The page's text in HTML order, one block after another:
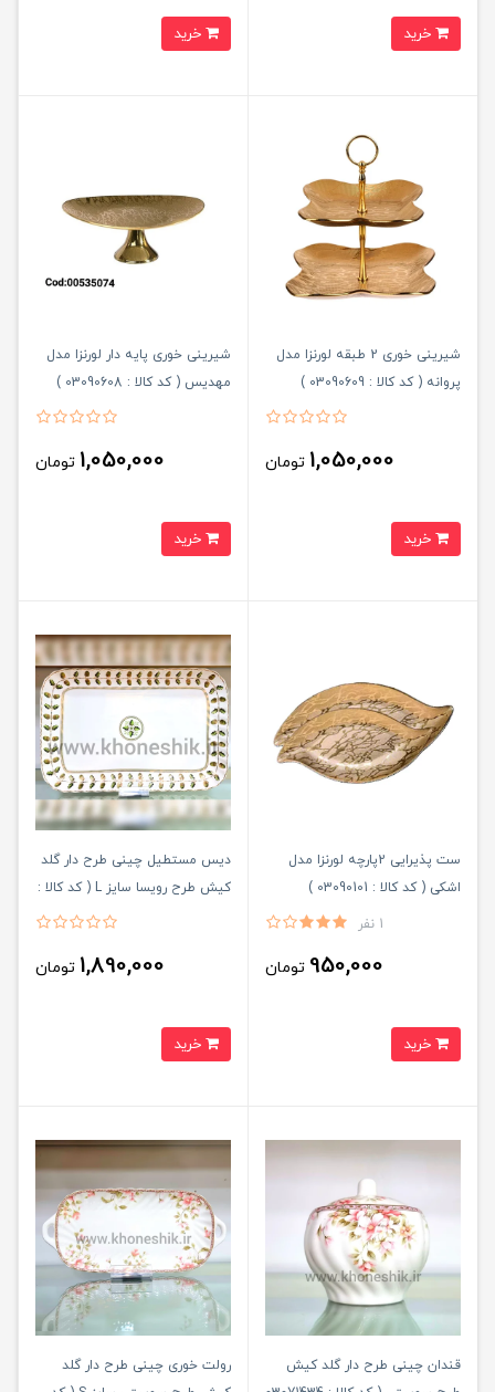
شیرینی خوری 2 طبقه لورنزا مدل
پروانه ( کد کالا : 03090609 )
1,050,000 تومان
شیرینی خوری پایه دار لورنزا مدل
مهدیس ( کد کالا : 03090608 )
1,050,000 تومان
ست پذیرایی 2پارچه لورنزا مدل
اشکی ( کد کالا : 03090101 )
1 نفر
950,000 تومان
دیس مستطیل چینی طرح دار گلد
کیش طرح رویسا سایز L ( کد کالا :
1,890,000 تومان
قندان چینی طرح دار گلد کیش
رولت خوری چینی طرح دار گلد